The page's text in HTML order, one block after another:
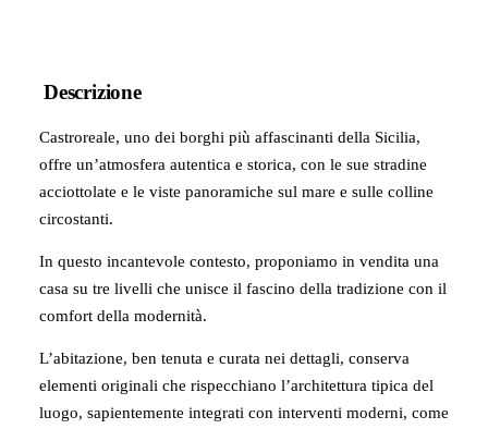
Descrizione
Castroreale, uno dei borghi più affascinanti della Sicilia,
offre un’atmosfera autentica e storica, con le sue stradine
acciottolate e le viste panoramiche sul mare e sulle colline
circostanti.
In questo incantevole contesto, proponiamo in vendita una
casa su tre livelli che unisce il fascino della tradizione con il
comfort della modernità.
L’abitazione, ben tenuta e curata nei dettagli, conserva
elementi originali che rispecchiano l’architettura tipica del
luogo, sapientemente integrati con interventi moderni, come